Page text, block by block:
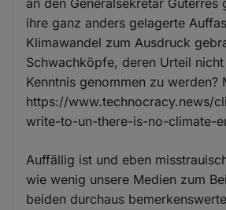
an den Generalsekretär Guterres
ihre ganz anders gelagerte
Klimawandel zum Ausdruck
Schwachköpfe, deren Urteil
Kenntnis genommen zu werden?
https://www.technocracy.news/
write-to-un-there-is-no-climate-
Auffällig ist und eben
wie wenig unsere Medien zum
beiden durchaus